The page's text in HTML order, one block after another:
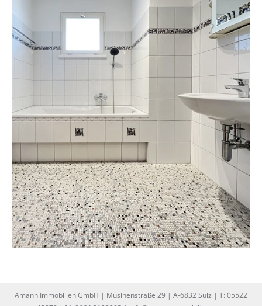
Amann Immobilien GmbH | Müsinenstraße 29 | A-6832 Sulz | T: 05522